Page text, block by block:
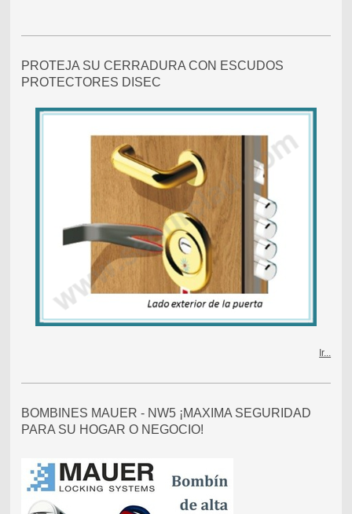
PROTEJA SU CERRADURA CON ESCUDOS
PROTECTORES DISEC
Ir...
BOMBINES MAUER - NW5 ¡MAXIMA SEGURIDAD
PARA SU HOGAR O NEGOCIO!